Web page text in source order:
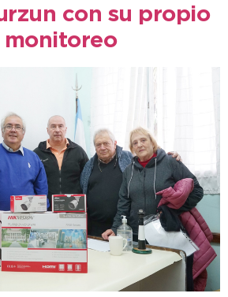
con su propio
monitoreo